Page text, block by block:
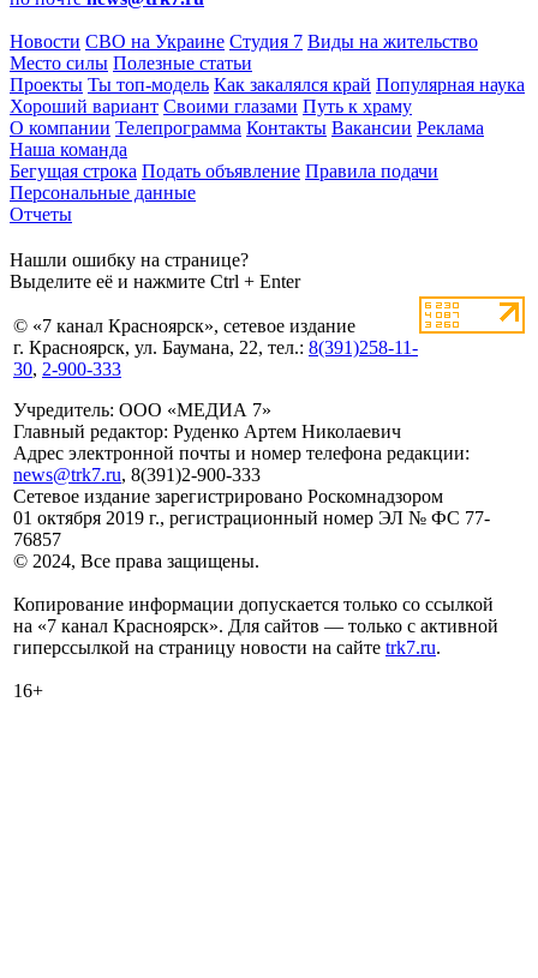
Новости СВО на Украине Студия 7 Виды на жительство
Место силы Полезные статьи
Проекты Ты топ-модель Как закалялся край Популярная наука
Хороший вариант Своими глазами Путь к храму
О компании Телепрограмма Контакты Вакансии Реклама
Наша команда
Бегущая строка Подать объявление Правила подачи
Персональные данные
Отчеты
Нашли ошибку на странице?
Выделите её и нажмите Ctrl + Enter
© «7 канал Красноярск», сетевое издание
г. Красноярск, ул. Баумана, 22, тел.: 8(391)258-11-
30, 2-900-333
Учредитель: ООО «МЕДИА 7»
Главный редактор: Руденко Артем Николаевич
Адрес электронной почты и номер телефона редакции:
news@trk7.ru, 8(391)2-900-333
Сетевое издание зарегистрировано Роскомнадзором
01 октября 2019 г., регистрационный номер ЭЛ № ФС 77-
76857
© 2024, Все права защищены.
Копирование информации допускается только со ссылкой
на «7 канал Красноярск». Для сайтов — только с активной
гиперссылкой на страницу новости на сайте trk7.ru.
16+